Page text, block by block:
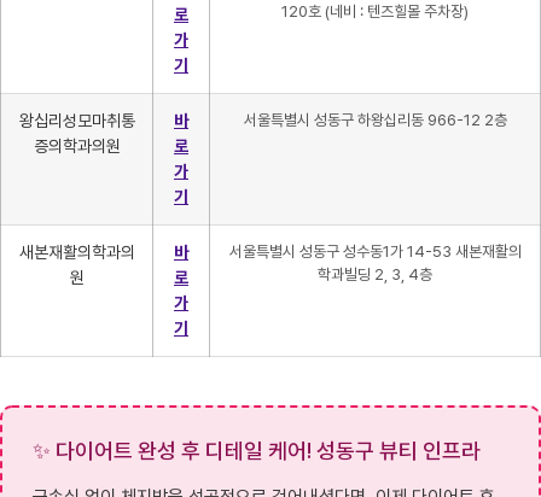
로
가
기
120호 (네비 : 텐즈힐몰 주차장)
왕십리성모마취통
증의학과의원
바
로
가
기
서울특별시 성동구 하왕십리동 966-12 2층
새본재활의학과의
원
바
로
가
기
서울특별시 성동구 성수동1가 14-53 새본재활의
학과빌딩 2, 3, 4층
✨ 다이어트 완성 후 디테일 케어! 성동구 뷰티 인프라